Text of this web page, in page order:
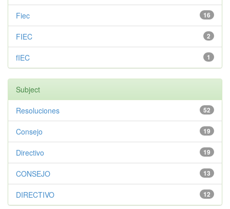
16
Fiec
2
FIEC
1
fIEC
Subject
52
Resoluciones
19
Consejo
19
Directivo
13
CONSEJO
12
DIRECTIVO